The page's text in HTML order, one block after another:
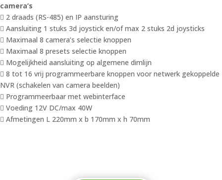
camera’s
 2 draads (RS-485) en IP aansturing
 Aansluiting 1 stuks 3d joystick en/of max 2 stuks 2d joysticks
 Maximaal 8 camera’s selectie knoppen
 Maximaal 8 presets selectie knoppen
 Mogelijkheid aansluiting op algemene dimlijn
 8 tot 16 vrij programmeerbare knoppen voor netwerk gekoppelde
NVR (schakelen van camera beelden)
 Programmeerbaar met webinterface
 Voeding 12V DC/max 40W
 Afmetingen L 220mm x b 170mm x h 70mm